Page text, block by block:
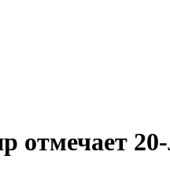
отмечает